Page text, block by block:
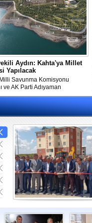
Aydın: Kahta'ya Millet
Yapılacak
Savunma Komisyonu
ve AK Parti Adıyaman
Ahmet Aydın, Kahta ilçesine
yapılacağını söyledi.